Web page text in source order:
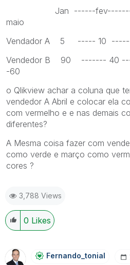
Jan ------fev-----------
maio
Vendador A 5 ----- 10
Vendedor B 90 ------- 40
-60
o Qlikview achar a coluna que
vendedor A Abril e colocar ela
com vermelho e e nas demais
diferentes?
A Mesma coisa fazer com
como verde e março como
cores ?
3,788 Views
0 Likes
Fernando_tonial